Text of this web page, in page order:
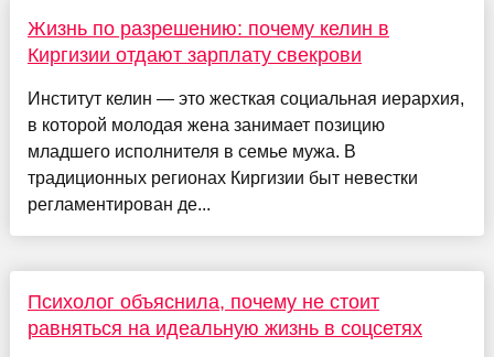
Жизнь по разрешению: почему келин в
Киргизии отдают зарплату свекрови
Институт келин — это жесткая социальная иерархия,
в которой молодая жена занимает позицию
младшего исполнителя в семье мужа. В
традиционных регионах Киргизии быт невестки
регламентирован де...
Психолог объяснила, почему не стоит
равняться на идеальную жизнь в соцсетях